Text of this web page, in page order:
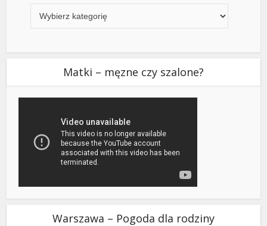
Matki – męzne czy szalone?
Warszawa – Pogoda dla rodziny